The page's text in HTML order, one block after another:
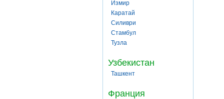
Измир
Каратай
Силиври
Стамбул
Тузла
Узбекистан
Ташкент
Франция